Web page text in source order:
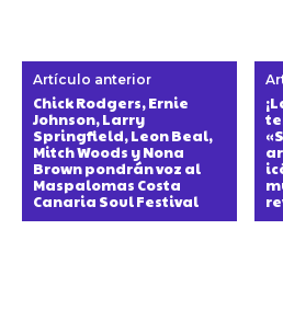
Artículo anterior
Chick Rodgers, Ernie
Johnson, Larry
Springfield, Leon Beal,
Mitch Woods y Nona
Brown pondrán voz al
Maspalomas Costa
Canaria Soul Festival